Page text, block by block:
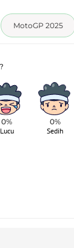
MotoGP 2025
0%
Lucu
0%
Sedih